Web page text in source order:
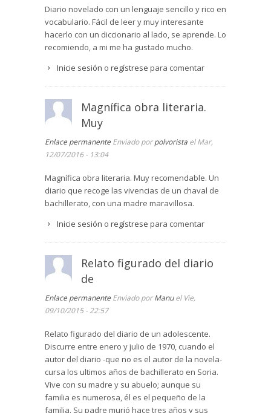
Diario novelado con un lenguaje sencillo y rico en
vocabulario. Fácil de leer y muy interesante
hacerlo con un diccionario al lado, se aprende. Lo
recomiendo, a mi me ha gustado mucho.
Inicie sesión o regístrese para comentar
Magnífica obra literaria.
Muy
Enlace permanente Enviado porpolvorista el Mar,
12/07/2016 - 13:04
Magnífica obra literaria. Muy recomendable. Un
diario que recoge las vivencias de un chaval de
bachillerato, con una madre maravillosa.
Inicie sesión o regístrese para comentar
Relato figurado del diario
de
Enlace permanente Enviado porManuel Vie,
09/10/2015 - 22:57
Relato figurado del diario de un adolescente.
Discurre entre enero y julio de 1970, cuando el
autor del diario -que no es el autor de la novela-
cursa los ultimos años de bachillerato en Soria.
Vive con su madre y su abuelo; aunque su
familia es numerosa, él es el pequeño de la
familia. Su padre murió hace tres años y sus